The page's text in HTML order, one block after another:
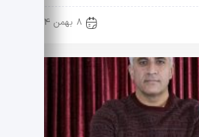
8 بهمن 1404